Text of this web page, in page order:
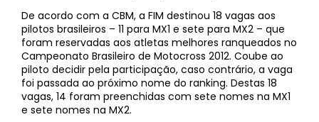
De acordo com a CBM, a FIM destinou 18 vagas aos
pilotos brasileiros – 11 para MX1 e sete para MX2 – que
foram reservadas aos atletas melhores ranqueados no
Campeonato Brasileiro de Motocross 2012. Coube ao
piloto decidir pela participação, caso contrário, a vaga
foi passada ao próximo nome do ranking. Destas 18
vagas, 14 foram preenchidas com sete nomes na MX1
e sete nomes na MX2.